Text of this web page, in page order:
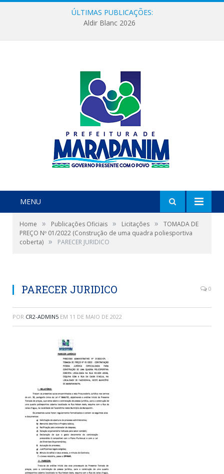
ÚLTIMAS PUBLICAÇÕES:
Aldir Blanc 2026
MENU
Home » Publicações Oficiais » Licitações »
TOMADA DE
PREÇO Nº 01/2022 (Construção de uma quadra poliesportiva
coberta) » PARECER JURIDICO
PARECER JURIDICO 0
POR CR2-ADMIN5 EM 11 DE MAIO DE 2022